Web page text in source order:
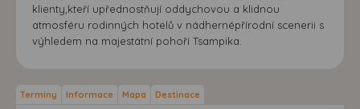
klienty,kteří upřednostňují oddychovou a klidnou
atmosféru rodinných hotelů v nádhernépřírodní scenerii s
výhledem na majestátní pohoří Tsampika.
Termíny Informace Mapa Destinace